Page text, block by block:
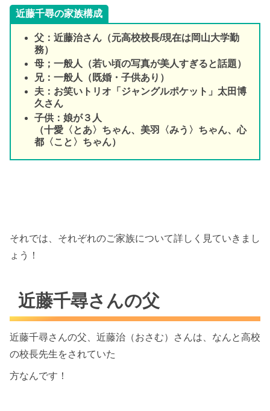
近藤千尋の家族構成
父：近藤治さん（元高校校長/現在は岡山大学勤
務）
母；一般人（若い頃の写真が美人すぎると話題）
兄：一般人（既婚・子供あり）
夫：お笑いトリオ「ジャングルポケット」太田博
久さん
子供：娘が３人
（十愛〈とあ〉ちゃん、美羽〈みう〉ちゃん、心
都〈こと〉ちゃん）
それでは、それぞれのご家族について詳しく見ていきまし
ょう！
近藤千尋さんの父
近藤千尋さんの父、近藤治（おさむ）さんは、なんと高校
の校長先生をされていた
方なんです！